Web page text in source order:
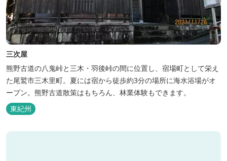
三次屋
熊野古道の八鬼峠と三木・羽後峠の間に位置し、宿場町として栄え
た尾鷲市三木里町。夏には宿から徒歩約3分の場所に海水浴場がオ
ープン。熊野古道散策はもちろん、林業体験もできます。
東紀州